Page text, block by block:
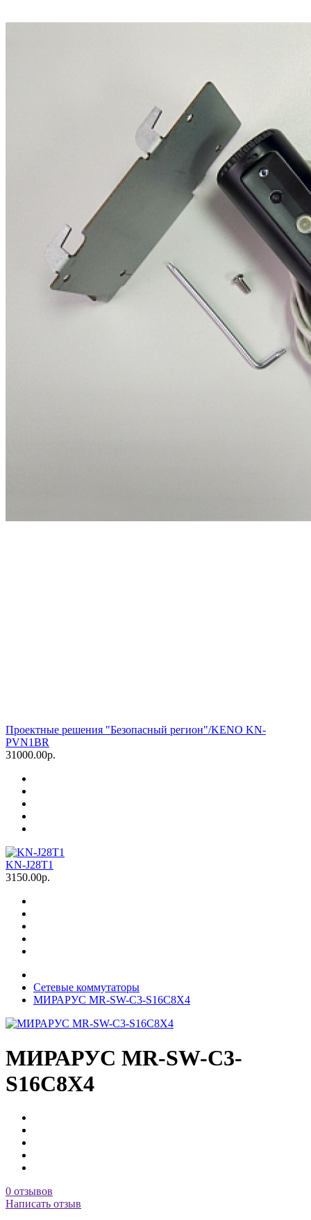
Проектные решения "Безопасный регион"/KENO KN-
PVN1BR
31000.00р.
KN-J28T1
3150.00р.
Сетевые коммутаторы
МИРАРУС MR-SW-C3-S16C8X4
МИРАРУС MR-SW-C3-
S16C8X4
0 отзывов
Написать отзыв